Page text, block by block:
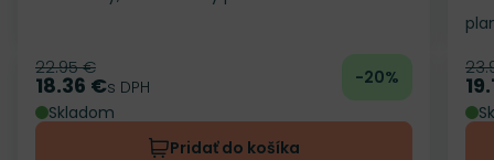
Pôvodná cena
22.95 €
Cena
18.36 €s DPH
-20%
Skladom
Pridať do košíka